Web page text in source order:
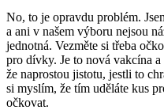
No, to je opravdu problém.
a ani v našem výboru nejsou
jednotná. Vezměte si třeba
pro dívky. Je to nová vakcína
že naprostou jistotu, jestli to
si myslím, že tím uděláte kus
očkovat.